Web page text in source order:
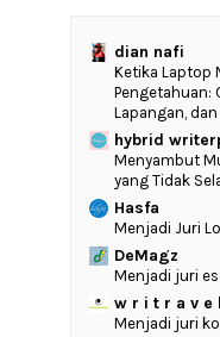
dian nafi
Ketika Laptop
Pengetahuan:
Lapangan,
hybrid
Menyambut
yang Tidak
Hasfa
Menjadi Juri
DeMagz
Menjadi juri
w r i t r a v e
Menjadi juri